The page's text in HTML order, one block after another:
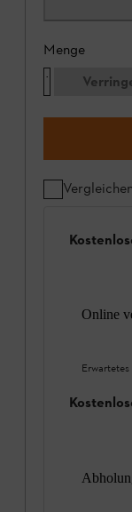
Menge
Vergleichen
Online